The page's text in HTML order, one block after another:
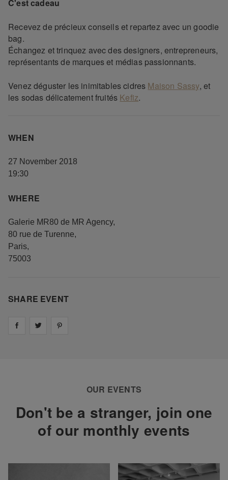
C'est cadeau
Recevez de précieux conseils et repartez avec un goodie
bag.
Échangez et trinquez avec des designers, entrepreneurs,
représentants de marques et médias passionnants.
Venez déguster les inimitables cidres Maison Sassy, et
les sodas délicatement fruités Kefiz.
WHEN
27 November 2018
19:30
WHERE
Galerie MR80 de MR Agency,
80 rue de Turenne,
Paris,
75003
SHARE EVENT
Share on facebook
Share on
OUR EVENTS
Don't be a stranger, join one
of our monthly events